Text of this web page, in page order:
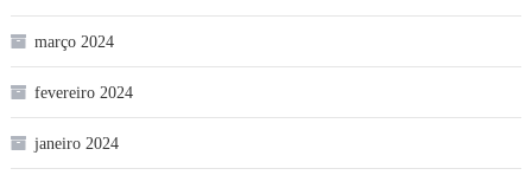
março 2024
fevereiro 2024
janeiro 2024